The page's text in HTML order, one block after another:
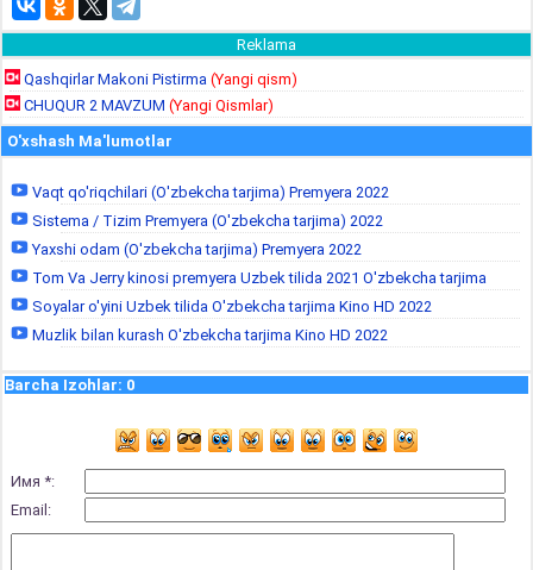
Reklama
Qashqirlar Makoni Pistirma (Yangi qism)
CHUQUR 2 MAVZUM (Yangi Qismlar)
O'xshash Ma'lumotlar
Vaqt qo'riqchilari (O'zbekcha tarjima) Premyera 2022
Sistema / Tizim Premyera (O'zbekcha tarjima) 2022
Yaxshi odam (O'zbekcha tarjima) Premyera 2022
Tom Va Jerry kinosi premyera Uzbek tilida 2021 O'zbekcha tarjima
Soyalar o'yini Uzbek tilida O'zbekcha tarjima Kino HD 2022
Muzlik bilan kurash O'zbekcha tarjima Kino HD 2022
Barcha Izohlar: 0
Имя *:
Email: